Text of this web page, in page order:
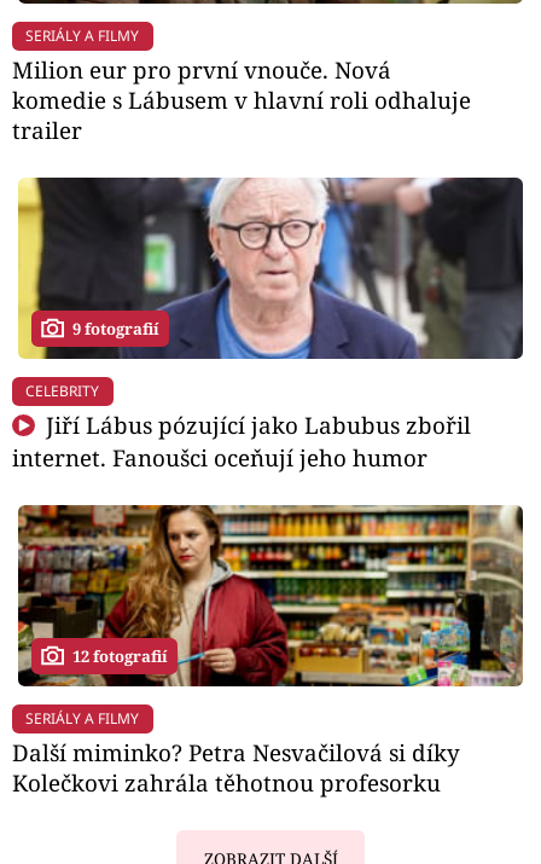
SERIÁLY A FILMY
Milion eur pro první vnouče. Nová
komedie s Lábusem v hlavní roli odhaluje
trailer
9 fotografií
CELEBRITY
Jiří Lábus pózující jako Labubus zbořil
internet. Fanoušci oceňují jeho humor
12 fotografií
SERIÁLY A FILMY
Další miminko? Petra Nesvačilová si díky
Kolečkovi zahrála těhotnou profesorku
ZOBRAZIT DALŠÍ